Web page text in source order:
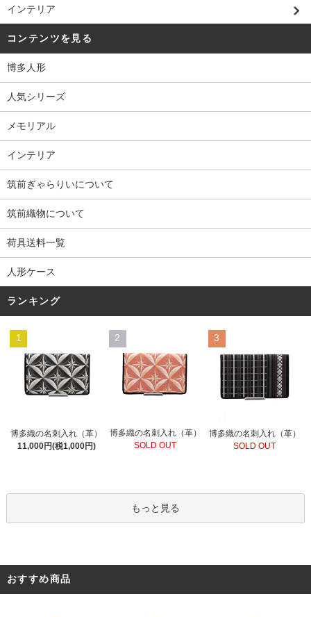
インテリア
コンテンツを見る
博多人形
人気シリーズ
メモリアル
インテリア
筑前ぎゃらりいについて
筑前織物について
荷具送料一覧
人形ケース
ランキング
1
博多織の名刺入れ（革）
11,000円(税1,000円)
2
博多織の名刺入れ（革）
SOLD OUT
3
博多織の名刺入れ（革）
SOLD OUT
もっと見る
おすすめ商品